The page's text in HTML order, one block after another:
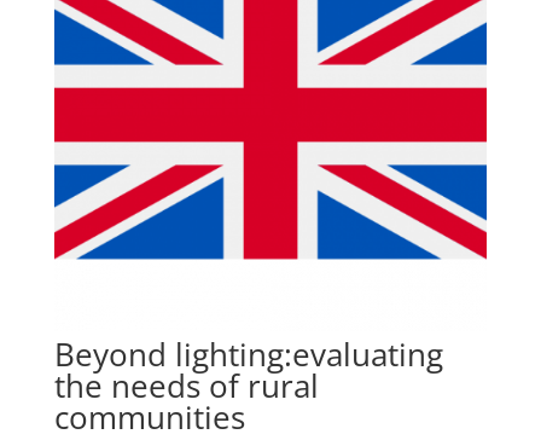
Beyond lighting:evaluating
the needs of rural
communities